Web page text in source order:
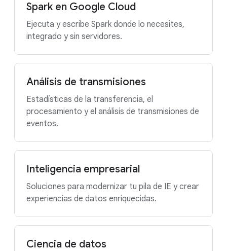
Spark en Google Cloud
Ejecuta y escribe Spark donde lo necesites,
integrado y sin servidores.
Análisis de transmisiones
Estadísticas de la transferencia, el
procesamiento y el análisis de transmisiones de
eventos.
Inteligencia empresarial
Soluciones para modernizar tu pila de IE y crear
experiencias de datos enriquecidas.
Ciencia de datos